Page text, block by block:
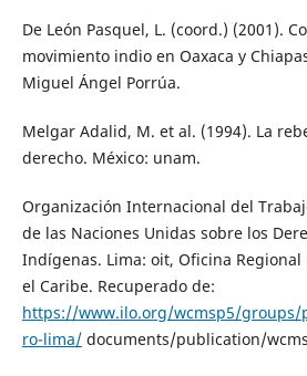
De León Pasquel, L. (coord.) (2001).
movimiento indio en Oaxaca y
Miguel Ángel Porrúa.
Melgar Adalid, M. et al. (1994). La
derecho. México: unam.
Organización Internacional del
de las Naciones Unidas sobre los
Indígenas. Lima: oit, Oficina
el Caribe. Recuperado de:
https://www.ilo.org/wcmsp5/groups/
ro-lima/documents/publication/